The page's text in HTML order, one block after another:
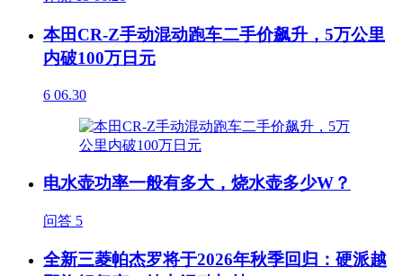
本田CR-Z手动混动跑车二手价飙升，5万公里
内破100万日元
6 06.30
电水壶功率一般有多大，烧水壶多少W？
问答 5
全新三菱帕杰罗将于2026年秋季回归：硬派越